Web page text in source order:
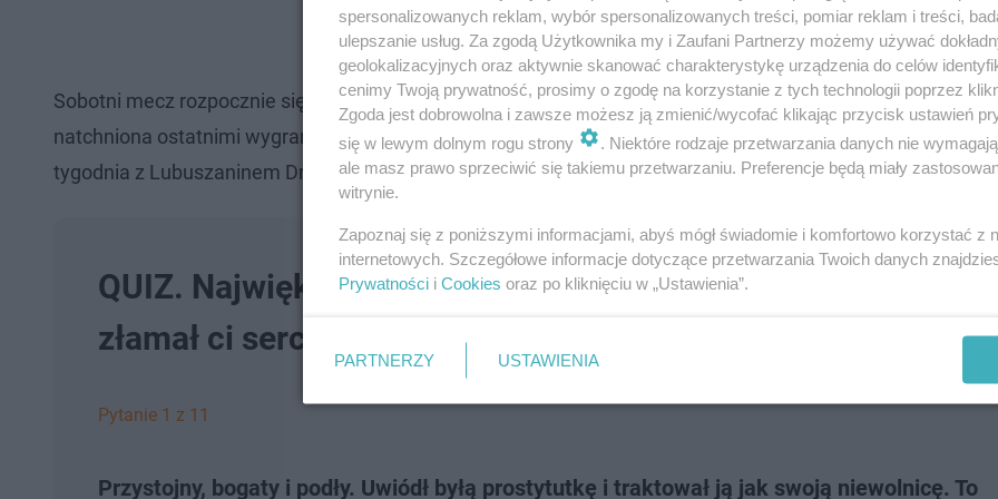
Sobotni mecz rozpocznie się o godzinie 14. Bilety dostępne będą w stadionowych kasach. Warta przystąpi
natchniona ostatnimi wygranymi wyjazdowymi: ligowym z MKSem Kluczbork 2 do 1 i pucharowym ze
tygodnia z Lubuszaninem Drezdenko - tam starcie rozstrzygnięto po rzutach karnych.
QUIZ. Najwięksi uwodziciele polskich seriali! Który z nich
złamał ci serce?
Pytanie 1 z 11
Przystojny, bogaty i podły. Uwiódł byłą prostytutkę i traktował ją jak swoją niewolnicę. To
spersonalizowanych reklam, wybór spersonalizowanych treści, pomiar reklam i treści,
ulepszanie usług. Za zgodą Użytkownika my i Zaufani Partnerzy możemy używać
geolokalizacyjnych oraz aktywnie skanować charakterystykę urządzenia do celów
cenimy Twoją prywatność, prosimy o zgodę na korzystanie z tych technologii poprzez
Zgoda jest dobrowolna i zawsze możesz ją zmienić/wycofać klikając przycisk ustawień
się w lewym dolnym rogu strony
. Niektóre rodzaje przetwarzania danych nie
ale masz prawo sprzeciwić się takiemu przetwarzaniu. Preferencje będą miały
witrynie.
Zapoznaj się z poniższymi informacjami, abyś mógł świadomie i komfortowo korzystać z
internetowych. Szczegółowe informacje dotyczące przetwarzania Twoich danych
Prywatności i Cookies oraz po kliknięciu w „Ustawienia”.
PARTNERZY USTAWIENIA